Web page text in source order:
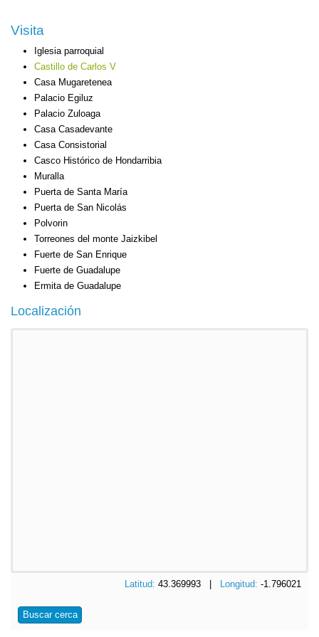
Visita
Iglesia parroquial
Castillo de Carlos V
Casa Mugaretenea
Palacio Egiluz
Palacio Zuloaga
Casa Casadevante
Casa Consistorial
Casco Histórico de Hondarribia
Muralla
Puerta de Santa María
Puerta de San Nicolás
Polvorin
Torreones del monte Jaizkibel
Fuerte de San Enrique
Fuerte de Guadalupe
Ermita de Guadalupe
Localización
Latitud: 43.369993 | Longitud: -1.796021
Buscar cerca